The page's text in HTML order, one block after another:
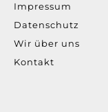
Impressum
Datenschutz
Wir über uns
Kontakt